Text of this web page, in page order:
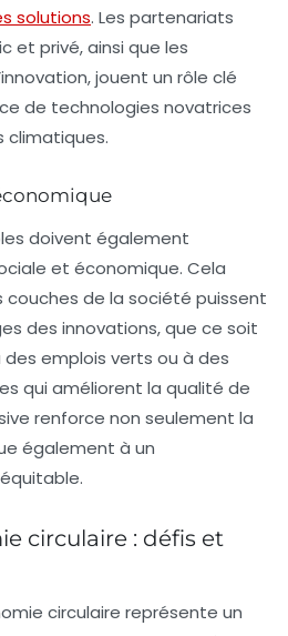
solutions. Les partenariats
et privé, ainsi que les
jouent un rôle clé
de technologies novatrices
climatiques.
doivent également
et économique. Cela
de la société puissent
des innovations, que ce soit
des emplois verts ou à des
qui améliorent la qualité de
renforce non seulement la
également à un
circulaire : défis et
circulaire représente un